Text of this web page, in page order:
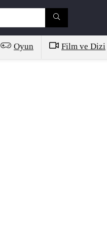
Oyun Film ve Dizi